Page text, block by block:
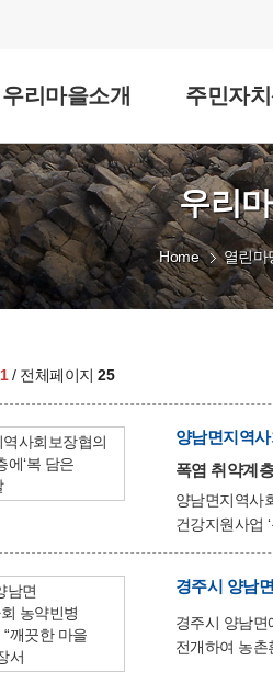
우리마을소개 주민자
우리
Home 열린마
1/ 전체페이지 25
양남면지역
폭염 취약계
양남면지역사
건강지원사업 ‘복 담은 삼계탕’을
“삼계탕에 이
되는 사업을 펼쳐 나가겠다”고 말했다. 추
되길 바란다”
경주시 양남
경주시 양남
전개하여 농촌환경 개선에 앞장섰다. 이날